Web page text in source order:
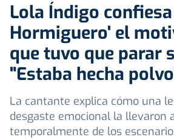
Lola Índigo
Hormiguero' el
que tuvo que parar
"Estaba hecha
La cantante explica cómo una
desgaste emocional la llevaron
temporalmente de los